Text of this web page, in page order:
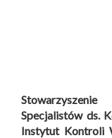
Specjalistów ds.
Instytut Kontroli